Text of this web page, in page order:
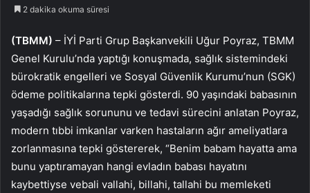
2 dakika okuma süresi
(TBMM) – İYİ Parti Grup Başkanvekili Uğur Poyraz, TBMM
Genel Kurulu’nda yaptığı konuşmada, sağlık sistemindeki
bürokratik engelleri ve Sosyal Güvenlik Kurumu’nun (SGK)
ödeme politikalarına tepki gösterdi. 90 yaşındaki babasının
yaşadığı sağlık sorununu ve tedavi sürecini anlatan Poyraz,
modern tıbbi imkanlar varken hastaların ağır ameliyatlara
zorlanmasına tepki göstererek, “Benim babam hayatta ama
bunu yaptıramayan hangi evladın babası hayatını
kaybettiyse vebali vallahi, billahi, tallahi bu memleketi